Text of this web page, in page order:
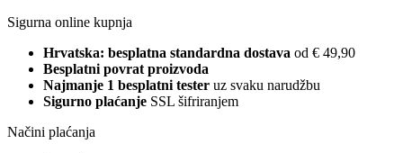
Sigurna online kupnja
Hrvatska: besplatna standardna dostava od € 49,90
Besplatni povrat proizvoda
Najmanje 1 besplatni tester uz svaku narudžbu
Sigurno plaćanje SSL šifriranjem
Načini plaćanja